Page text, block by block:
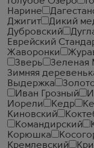
Нарине
Джигит
Дикий
Дубровский
Еврейский
Жаворонки
Зверь
Зеленая
Зимняя
Выдержка
Иван Грозный
Иорели
Кедр
Киновский
Командирский
Корюшка
Кремлевский